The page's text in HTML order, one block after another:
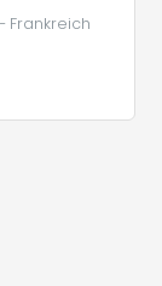
Frankreich